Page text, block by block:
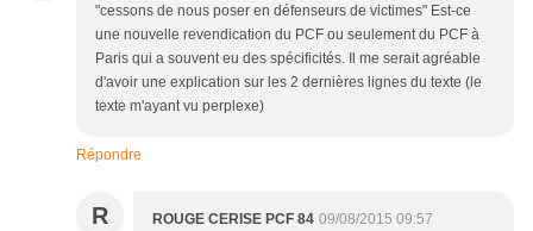
"cessons de nous poser en défenseurs de victimes" Est-ce
une nouvelle revendication du PCF ou seulement du PCF à
Paris qui a souvent eu des spécificités. Il me serait agréable
d'avoir une explication sur les 2 dernières lignes du texte (le
texte m'ayant vu perplexe)
Répondre
R ROUGE CERISE PCF 84 09/08/2015 09:57